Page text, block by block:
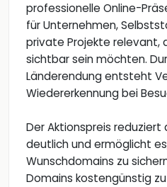
professionelle Online-
für Unternehmen,
private Projekte relevant,
sichtbar sein möchten.
Länderendung entsteht
Wiedererkennung bei
Der Aktionspreis
deutlich und ermöglicht
Wunschdomains zu
Domains kostengünstig